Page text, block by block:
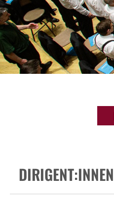
DIRIGENT:INNEN